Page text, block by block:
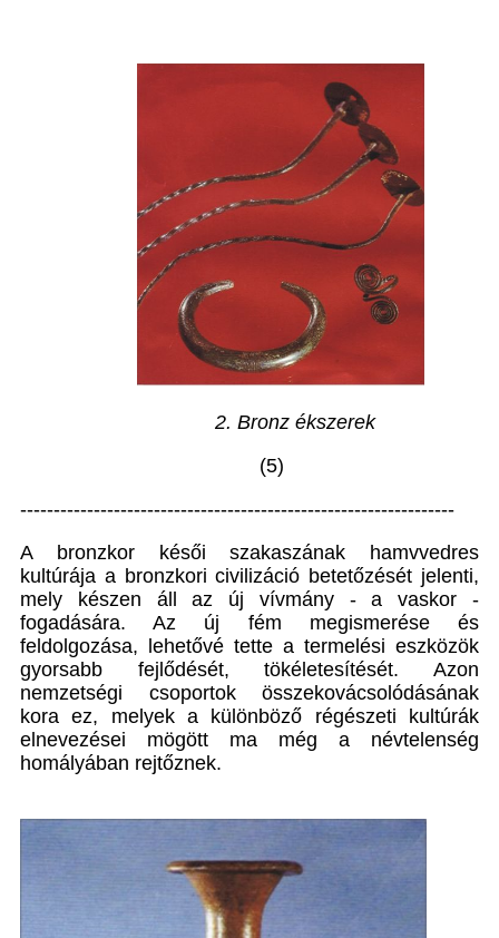
2. Bronz ékszerek
(5)
-----------------------------------------------------------------
A bronzkor késői szakaszának hamvvedres
kultúrája a bronzkori civilizáció betetőzését jelenti,
mely készen áll az új vívmány - a vaskor -
fogadására. Az új fém megismerése és
feldolgozása, lehetővé tette a termelési eszközök
gyorsabb fejlődését, tökéletesítését. Azon
nemzetségi csoportok összekovácsolódásának
kora ez, melyek a különböző régészeti kultúrák
elnevezései mögött ma még a névtelenség
homályában rejtőznek.